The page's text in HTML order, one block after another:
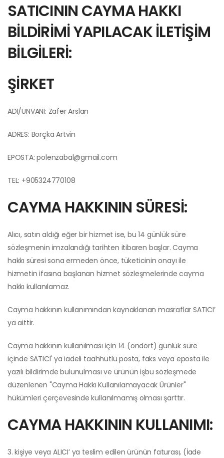
SATICININ CAYMA HAKKI
BİLDİRİMİ YAPILACAK İLETİŞİM
BİLGİLERİ:
ŞİRKET
ADI/UNVANI: Zafer Arslan
ADRES: Borçka Artvin
EPOSTA:polenzabal@gmail.com
TEL: +905324770108
CAYMA HAKKININ SÜRESİ:
Alıcı, satın aldığı eğer bir hizmet ise, bu 14 günlük süre
sözleşmenin imzalandığı tarihten itibaren başlar. Cayma
hakkı süresi sona ermeden önce, tüketicinin onayı ile
hizmetin ifasına başlanan hizmet sözleşmelerinde cayma
hakkı kullanılamaz.
Cayma hakkının kullanımından kaynaklanan masraflar SATICI’
ya aittir.
Cayma hakkının kullanılması için 14 (ondört) günlük süre
içinde SATICI' ya iadeli taahhütlü posta, faks veya eposta ile
yazılı bildirimde bulunulması ve ürünün işbu sözleşmede
düzenlenen "Cayma Hakkı Kullanılamayacak Ürünler"
hükümleri çerçevesinde kullanılmamış olması şarttır.
CAYMA HAKKININ KULLANIMI:
3. kişiye veya ALICI’ ya teslim edilen ürünün faturası, (İade